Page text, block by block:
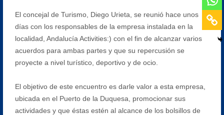
El concejal de Turismo, Diego Urieta, se reunió hace unos
días con los responsables de la empresa instalada en la
localidad, Andalucía Activities:) con el fin de alcanzar varios
acuerdos para ambas partes y que su repercusión se
proyecte a nivel turístico, deportivo y de ocio.
El objetivo de este encuentro es darle valor a esta empresa,
ubicada en el Puerto de la Duquesa, promocionar sus
actividades y que éstas estén al alcance de los bolsillos de